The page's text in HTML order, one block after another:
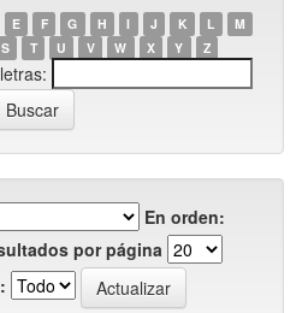
E F G H I J K L
M
S T U V W X Y Z
En orden:
por página